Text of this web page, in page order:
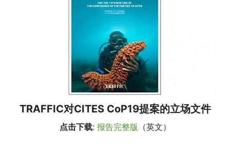
TRAFFIC对CITES CoP19提案的立场文件
点击下载: 报告完整版 （英文）